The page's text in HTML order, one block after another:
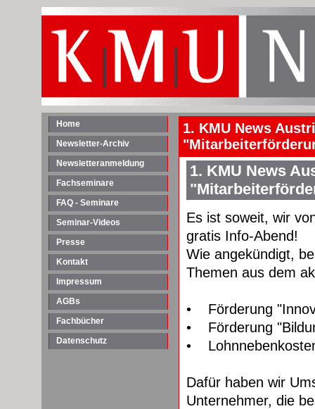
Home
Newsletter-Archiv
Newsletteranmeldung
Fachseminare
FAQ - Seminare
Seminar-Videos
Presse
Kontakt
Impressum
AGBs
Fachbücher
Datenschutz
1. KMU News
1. KMU News
Es ist soweit, wir
gratis Info-Abend!
Wie angekündigt,
Themen aus dem
• Förderung
• Förderung
•
Dafür haben wir
Unternehmer, die